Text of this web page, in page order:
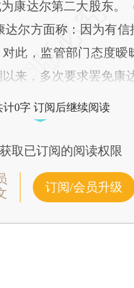
康达尔第二大股东。
达尔方面称：因为有
此，监管部门态度暧
来，多次要求罢免康
计0字 订阅后继续阅读
取已订阅的阅读权限
订阅/会员升级